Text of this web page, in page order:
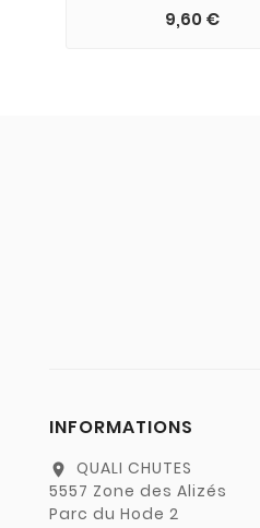
9,60 €
INFORMATIONS
location_on
QUALI CHUTES
5557 Zone des Alizés
Parc du Hode 2